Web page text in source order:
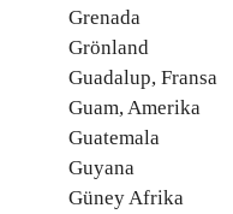
Grenada
Grönland
Guadalup, Fransa
Guam, Amerika
Guatemala
Guyana
Güney Afrika